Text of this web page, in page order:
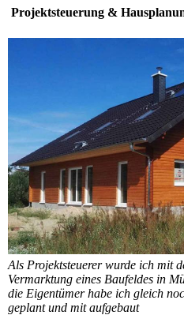
Projektsteuerung &
Als Projektsteuerer wurde ich mit
Vermarktung eines Baufeldes in
die Eigentümer habe ich gleich
geplant und mit aufgebaut